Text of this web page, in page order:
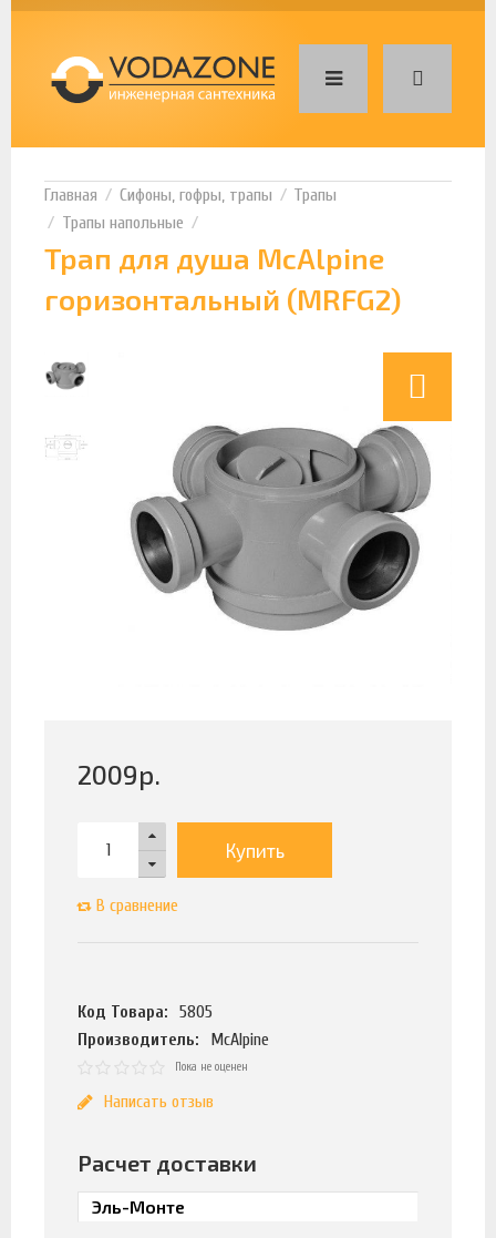
Сифоны, гофры, трапы
Трапы
Трапы напольные
Трап для душа McAlpine
горизонтальный (MRFG2)
2009р.
Купить
В сравнение
Код Товара:
5805
Производитель:
McAlpine
Пока не оценен
Написать отзыв
Расчет доставки